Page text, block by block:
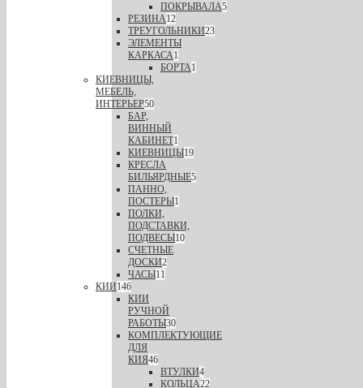
ПОКРЫВАЛА5
РЕЗИНА12
ТРЕУГОЛЬНИКИ23
ЭЛЕМЕНТЫ
КАРКАСА1
БОРТА1
КИЕВНИЦЫ,
МЕБЕЛЬ,
ИНТЕРЬЕР50
БАР,
ВИННЫЙ
КАБИНЕТ1
КИЕВНИЦЫ19
КРЕСЛА
БИЛЬЯРДНЫЕ5
ПАННО,
ПОСТЕРЫ1
ПОЛКИ,
ПОДСТАВКИ,
ПОДВЕСЫ10
СЧЕТНЫЕ
ДОСКИ2
ЧАСЫ11
КИИ146
КИИ
РУЧНОЙ
РАБОТЫ30
КОМПЛЕКТУЮЩИЕ
ДЛЯ
КИЯ46
ВТУЛКИ4
КОЛЬЦА22